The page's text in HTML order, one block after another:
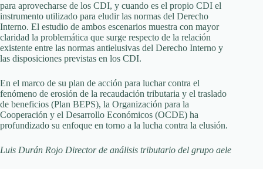
para aprovecharse de los CDI, y cuando es el propio CDI el
instrumento utilizado para eludir las normas del Derecho
Interno. El estudio de ambos escenarios muestra con mayor
claridad la problemática que surge respecto de la relación
existente entre las normas antielusivas del Derecho Interno y
las disposiciones previstas en los CDI.
En el marco de su plan de acción para luchar contra el
fenómeno de erosión de la recaudación tributaria y el traslado
de beneficios (Plan BEPS), la Organización para la
Cooperación y el Desarrollo Económicos (OCDE) ha
profundizado su enfoque en torno a la lucha contra la elusión.
Luis Durán Rojo Director de análisis tributario del grupo aele